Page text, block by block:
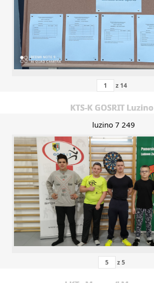
z 14
KTS-K GOSRIT Luzino
luzino 7 249
z5